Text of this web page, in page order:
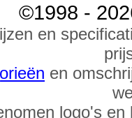
©1998 -
en
en
logo's